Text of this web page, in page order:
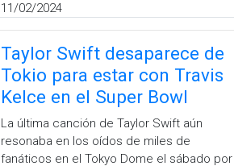
11/02/2024
Taylor Swift desaparece de
Tokio para estar con Travis
Kelce en el Super Bowl
La última canción de Taylor Swift aún
resonaba en los oídos de miles de
fanáticos en el Tokyo Dome el sábado por